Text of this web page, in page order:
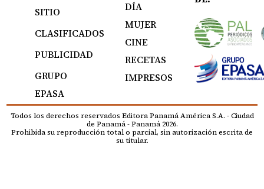
SITIO
CLASIFICADOS
PUBLICIDAD
GRUPO
EPASA
DÍA
MUJER
CINE
RECETAS
IMPRESOS
Todos los derechos reservados Editora Panamá América S.A. - Ciudad
de Panamá - Panamá 2026.
Prohibida su reproducción total o parcial, sin autorización escrita de
su titular.